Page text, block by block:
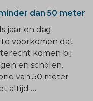
dan 50 meter
jaar en dag
voorkomen dat
komen bij
en scholen.
van 50 meter
altijd …